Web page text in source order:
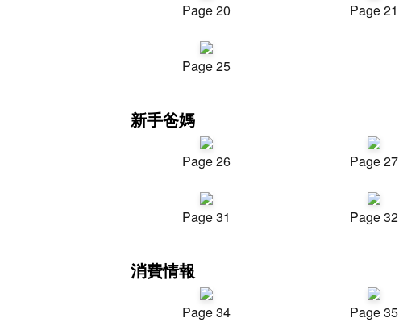
Page 20 Page 21
Page 25
新手爸媽
Page 26 Page 27
Page 31 Page 32
消費情報
Page 34 Page 35